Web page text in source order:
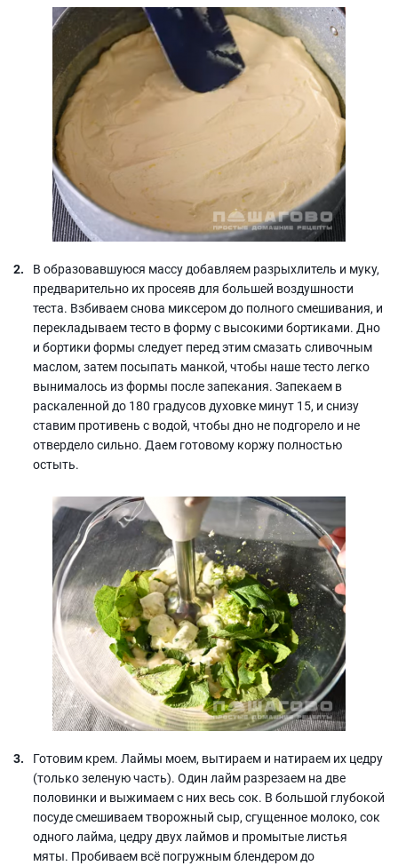
В образовавшуюся массу добавляем разрыхлитель и муку,
предварительно их просеяв для большей воздушности
теста. Взбиваем снова миксером до полного смешивания, и
перекладываем тесто в форму с высокими бортиками. Дно
и бортики формы следует перед этим смазать сливочным
маслом, затем посыпать манкой, чтобы наше тесто легко
вынималось из формы после запекания. Запекаем в
раскаленной до 180 градусов духовке минут 15, и снизу
ставим противень с водой, чтобы дно не подгорело и не
отвердело сильно. Даем готовому коржу полностью
остыть.
Готовим крем. Лаймы моем, вытираем и натираем их цедру
(только зеленую часть). Один лайм разрезаем на две
половинки и выжимаем с них весь сок. В большой глубокой
посуде смешиваем творожный сыр, сгущенное молоко, сок
одного лайма, цедру двух лаймов и промытые листья
мяты. Пробиваем всё погружным блендером до